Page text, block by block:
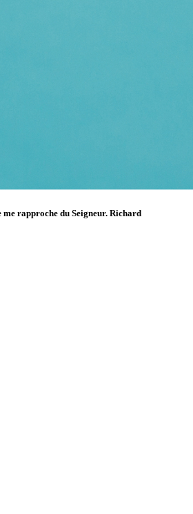
me rapproche du Seigneur. Richard